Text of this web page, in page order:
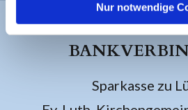
Nur notwendige
Sparkasse zu